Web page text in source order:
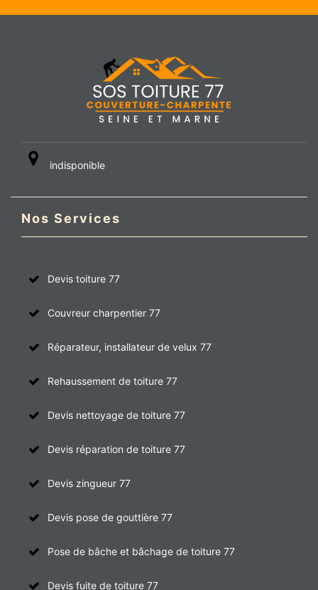
indisponible
Nos Services
Devis toiture 77
Couvreur charpentier 77
Réparateur, installateur de velux 77
Rehaussement de toiture 77
Devis nettoyage de toiture 77
Devis réparation de toiture 77
Devis zingueur 77
Devis pose de gouttière 77
Pose de bâche et bâchage de toiture 77
Devis fuite de toiture 77